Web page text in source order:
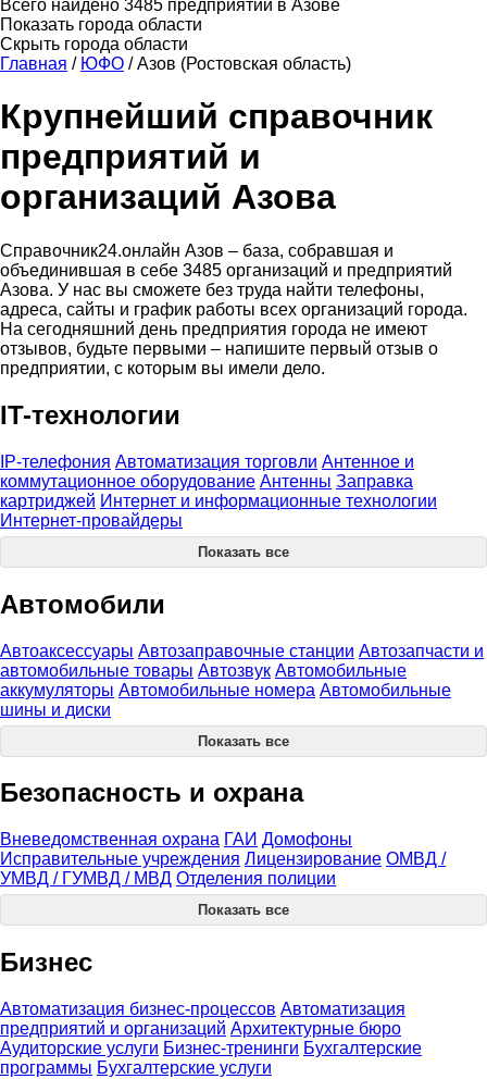
Всего найдено 3485 предприятий в Азове
Показать города области
Скрыть города области
Главная / ЮФО / Азов (Ростовская область)
Крупнейший справочник
предприятий и
организаций Азова
Справочник24.онлайн Азов – база, собравшая и
объединившая в себе 3485 организаций и предприятий
Азова. У нас вы сможете без труда найти телефоны,
адреса, сайты и график работы всех организаций города.
На сегодняшний день предприятия города не имеют
отзывов, будьте первыми – напишите первый отзыв о
предприятии, с которым вы имели дело.
IT-технологии
IP-телефония Автоматизация торговли Антенное и
коммутационное оборудование Антенны Заправка
картриджей Интернет и информационные технологии
Интернет-провайдеры
Показать все
Автомобили
Автоаксессуары Автозаправочные станции Автозапчасти и
автомобильные товары Автозвук Автомобильные
аккумуляторы Автомобильные номера Автомобильные
шины и диски
Показать все
Безопасность и охрана
Вневедомственная охрана ГАИ Домофоны
Исправительные учреждения Лицензирование ОМВД /
УМВД / ГУМВД / МВД Отделения полиции
Показать все
Бизнес
Автоматизация бизнес-процессов Автоматизация
предприятий и организаций Архитектурные бюро
Аудиторские услуги Бизнес-тренинги Бухгалтерские
программы Бухгалтерские услуги